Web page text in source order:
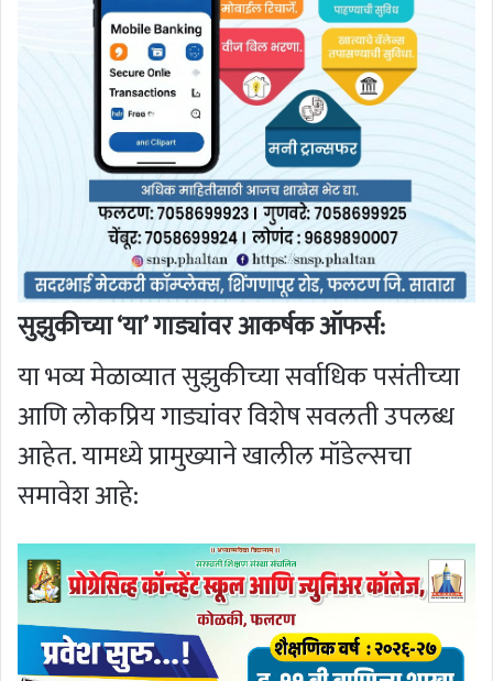
सुझुकीच्या ‘या’ गाड्यांवर आकर्षक ऑफर्स:
या भव्य मेळाव्यात सुझुकीच्या सर्वाधिक पसंतीच्या
आणि लोकप्रिय गाड्यांवर विशेष सवलती उपलब्ध
आहेत. यामध्ये प्रामुख्याने खालील मॉडेल्सचा
समावेश आहे: